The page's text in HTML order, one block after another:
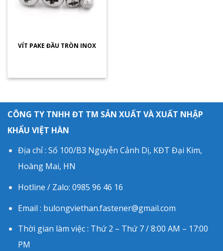
VÍT PAKE ĐẦU TRÒN INOX
CÔNG TY TNHH ĐT TM SẢN XUẤT VÀ XUẤT NHẬP
KHẨU VIỆT HÀN
Địa chỉ : Số 100/B3 Nguyễn Cảnh Dị, KĐT Đại Kim,
Hoàng Mai, HN
Hotline / Zalo: 0985 96 46 16
Email : bulongviethan.fastener@gmail.com
Thời gian làm việc : Thứ 2 – Thứ 7 / 8:00 AM – 17:00
PM